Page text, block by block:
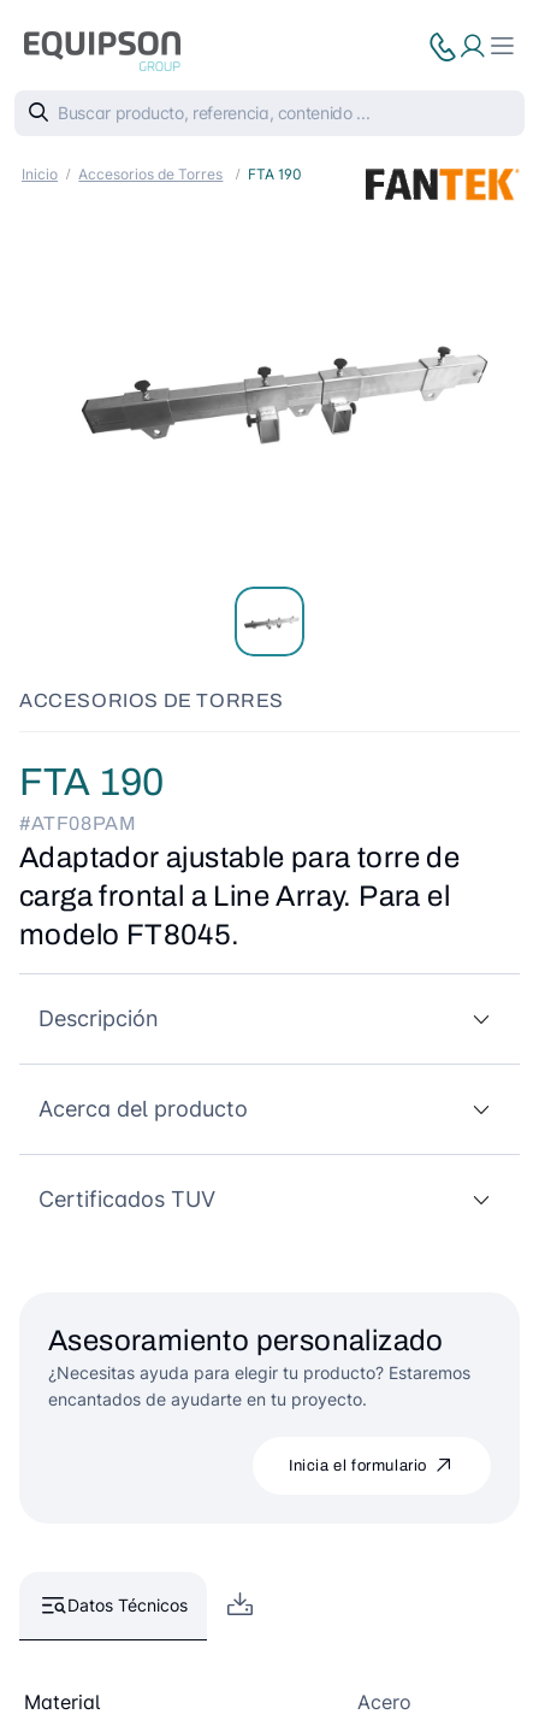
Inicio Accesorios de Torres FTA 190
ACCESORIOS DE TORRES
FTA 190
#ATF08PAM
Adaptador ajustable para torre de
carga frontal a Line Array. Para el
modelo FT8045.
Descripción
Acerca del producto
Certificados TUV
Asesoramiento personalizado
¿Necesitas ayuda para elegir tu producto? Estaremos
encantados de ayudarte en tu proyecto.
Inicia el formulario
Datos Técnicos
Material Acero